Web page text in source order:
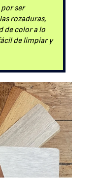
ser
rozaduras,
de color a lo
de limpiar y